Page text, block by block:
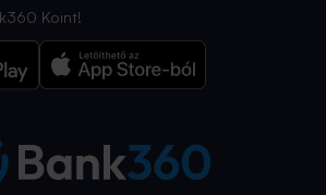
Koint!